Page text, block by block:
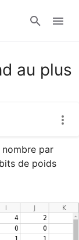
au plus
par
de poids